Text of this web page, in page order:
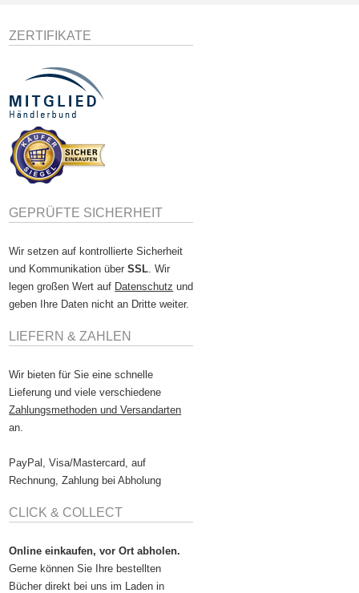
ZERTIFIKATE
GEPRÜFTE SICHERHEIT
Wir setzen auf kontrollierte Sicherheit
und Kommunikation überSSL. Wir
legen großen Wert auf Datenschutz und
geben Ihre Daten nicht an Dritte weiter.
LIEFERN & ZAHLEN
Wir bieten für Sie eine schnelle
Lieferung und viele verschiedene
Zahlungsmethoden und Versandarten
an.
PayPal, Visa/Mastercard, auf
Rechnung, Zahlung bei Abholung
CLICK & COLLECT
Online einkaufen, vor Ort abholen.
Gerne können Sie Ihre bestellten
Bücher direkt bei uns im Laden in